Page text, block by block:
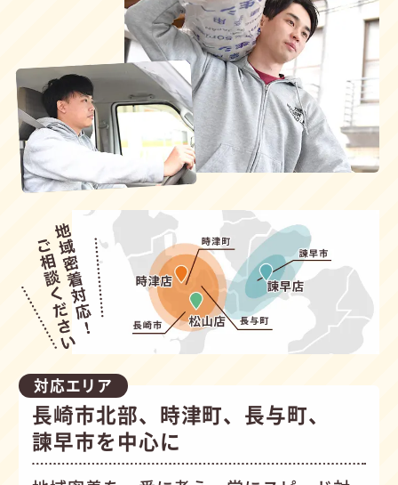
対応エリア
長崎市北部、時津町、長与町、
諫早市を中心に